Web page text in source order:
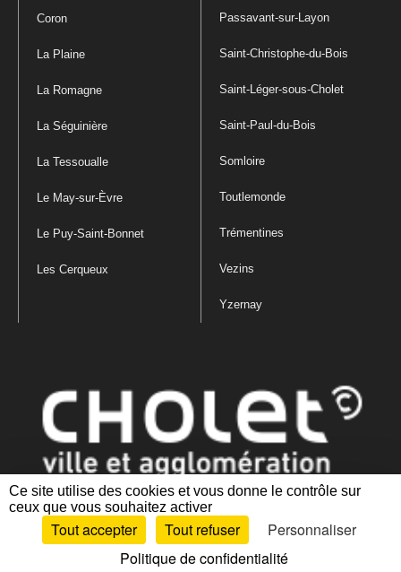
Ce site utilise des cookies et vous donne le contrôle sur
ceux que vous souhaitez activer
Tout accepter Tout refuser
Personnaliser
Politique de confidentialité
Coron
La Plaine
La Romagne
La Séguinière
La Tessoualle
Le May-sur-Èvre
Le Puy-Saint-Bonnet
Les Cerqueux
Passavant-sur-Layon
Saint-Christophe-du-Bois
Saint-Léger-sous-Cholet
Saint-Paul-du-Bois
Somloire
Toutlemonde
Trémentines
Vezins
Yzernay
Mentions légales|Politique de confidentialité
des cookies |Plan du site Accessibilité : partiellement conforme